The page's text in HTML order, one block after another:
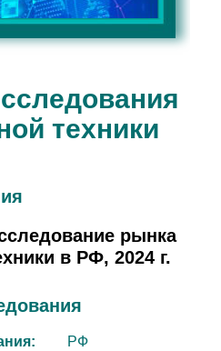
техники
рынка
в РФ, 2024 г.
РФ